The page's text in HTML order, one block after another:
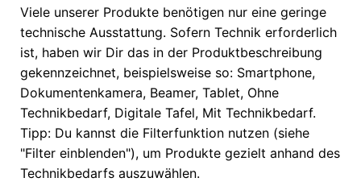
Viele unserer Produkte benötigen nur eine geringe
technische Ausstattung. Sofern Technik erforderlich
ist, haben wir Dir das in der Produktbeschreibung
gekennzeichnet, beispielsweise so: Smartphone,
Dokumentenkamera, Beamer, Tablet, Ohne
Technikbedarf, Digitale Tafel, Mit Technikbedarf.
Tipp: Du kannst die Filterfunktion nutzen (siehe
"Filter einblenden"), um Produkte gezielt anhand des
Technikbedarfs auszuwählen.